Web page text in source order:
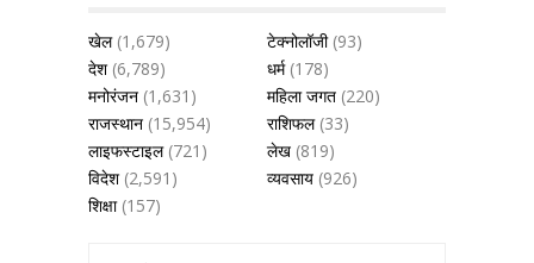
खेल(1,679) टेक्नोलॉजी(93)
देश(6,789) धर्म(178)
मनोरंजन (1,631) महिला जगत (220)
राजस्थान (15,954) राशिफल(33)
लाइफस्टाइल(721) लेख (819)
विदेश(2,591) व्यवसाय (926)
शिक्षा(157)